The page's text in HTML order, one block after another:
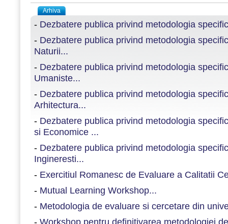
Arhiva
- Dezbatere publica privind metodologia
- Dezbatere publica privind metodologia
Naturii...
- Dezbatere publica privind metodologia
Umaniste...
- Dezbatere publica privind metodologia
Arhitectura...
- Dezbatere publica privind metodologia
si Economice ...
- Dezbatere publica privind metodologia
Ingineresti...
- Exercitiul Romanesc de Evaluare a Calitatii
- Mutual Learning Workshop...
- Metodologia de evaluare si cercetare din
- Workshop pentru definitivarea metodologiei